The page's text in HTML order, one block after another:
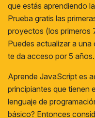
que estás aprendiendo
Prueba gratis las
proyectos (los primeros
Puedes actualizar a
te da acceso por 5 años.
Aprende JavaScript es
principiantes que tienen
lenguaje de
básico? Entonces